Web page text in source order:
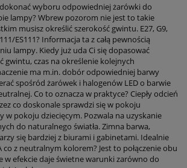
wyboru odpowiedniej żarówki do
lampy? Wbrew pozorom nie jest to takie
musisz określić szerokość gwintu. E27, G9,
ES111? Informacja ta z całą pewnością
lampy. Kiedy już uda Ci się dopasować
gwintu, czas na określenie kolejnych
ma m.in. dobór odpowiedniej barwy
spośród żarówek i halogenów LED o barwie
Co to oznacza w praktyce? Ciepły odcień
co doskonale sprawdzi się w pokoju
w pokoju dziecięcym. Pozwala na uzyskanie
do naturalnego światła. Zimna barwa,
się bardziej z biurami i gabinetami. Idealnie
co z neutralnym kolorem? Jest to połączenie obu
efekcie daje świetne warunki zarówno do